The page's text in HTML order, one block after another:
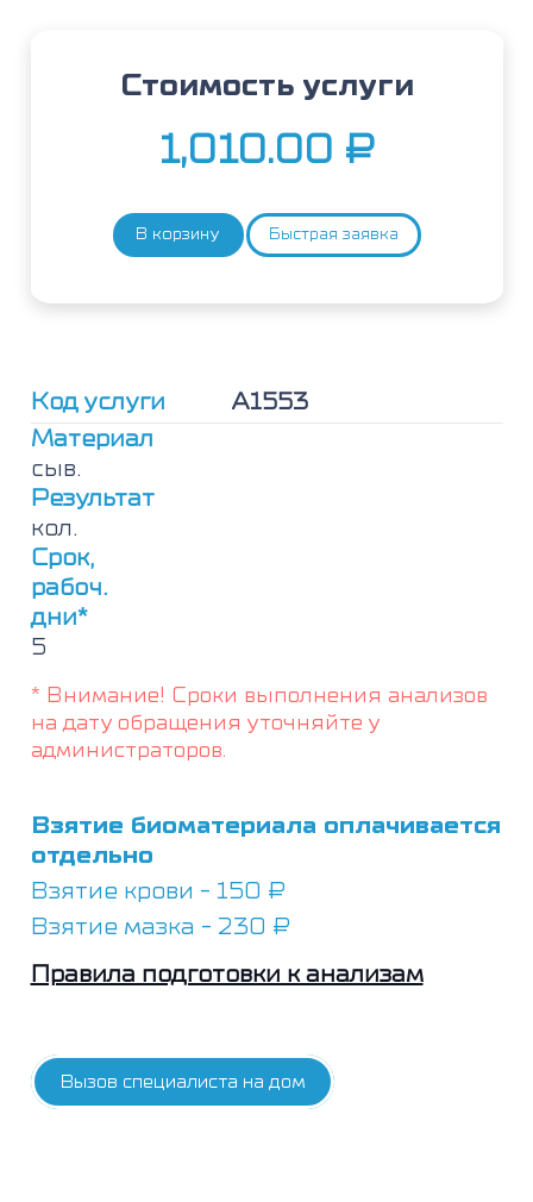
Код услуги
А1553
Материал
сыв.
Результат
кол.
Срок,
рабоч.
дни*
5
* Внимание! Сроки выполнения анализов
на дату обращения уточняйте у
администраторов.
Взятие биоматериала оплачивается
отдельно
Взятие крови - 150 ₽
Взятие мазка - 230 ₽
Правила подготовки к анализам
Вызов специалиста на дом
Стоимость услуги
1,010.00 ₽
Количество
(яичный
белок,
пшеничная
В корзину Быстрая заявка